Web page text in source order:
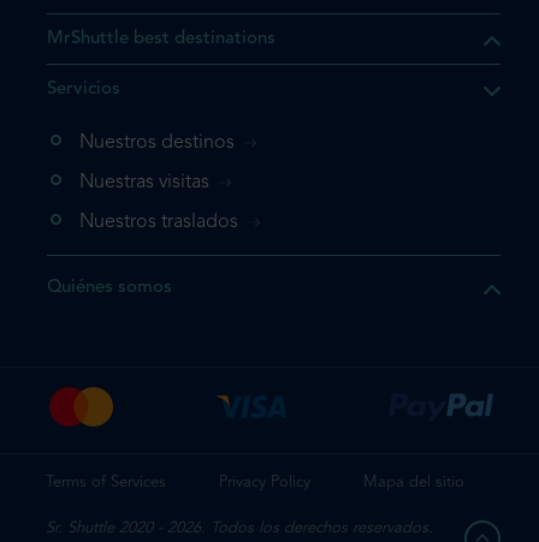
el producto que busca ya
vaya directamente a su
su reserva.
una vez
MrShuttle best destinations
Servicios
Nuestros destinos
Nuestras visitas
Nuestros traslados
Quiénes somos
Terms of Services Privacy Policy Mapa del sitio
Sr. Shuttle 2020 - 2026. Todos los derechos reservados.